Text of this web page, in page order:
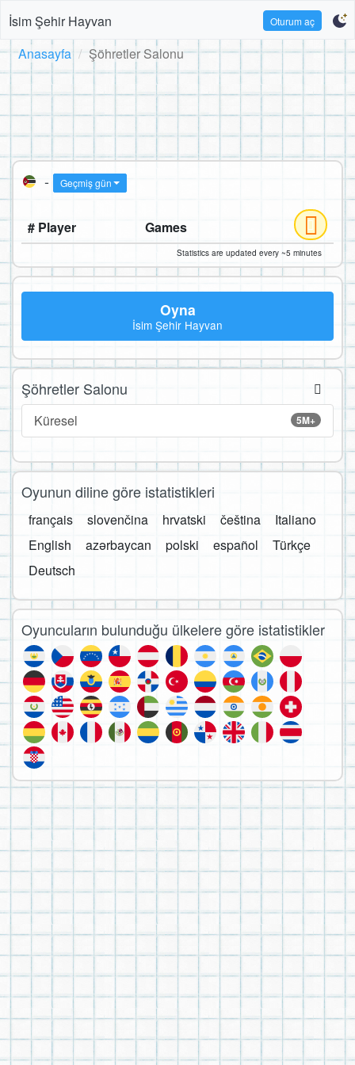
İsim Şehir Hayvan Oturum aç
Anasayfa Şöhretler Salonu
- Geçmiş gün
# Player Games
Statistics are updated every ~5 minutes
Oyna
İsim Şehir Hayvan
Şöhretler Salonu
5M+
Küresel
Oyunun diline göre istatistikleri
français slovenčina hrvatski čeština
Italiano
English
azərbaycan polski español
Türkçe
Deutsch
Oyuncuların bulunduğu ülkelere göre istatistikler